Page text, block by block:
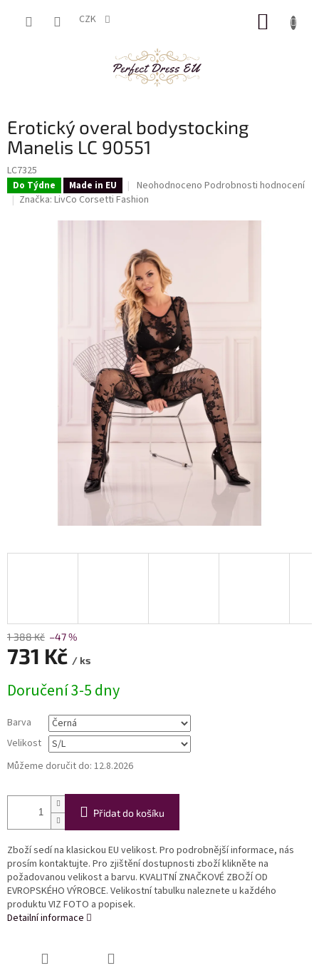
CZK
Erotický overal bodystocking
Manelis LC 90551
LC7325
Do Týdne Made in EU
Průměrné
hodnocení
je
z
5
hvězdiček.
Neohodnoceno Podrobnosti hodnocení
Značka: LivCo Corsetti Fashion
1 388 Kč –47 %
731 Kč / ks
cena:
Doručení 3-5 dny
Barva
Velikost
Můžeme doručit do: 12.8.2026
Přidat do košíku
Zboží sedí na klasickou EU velikost. Pro podrobnější informace, nás
prosím kontaktujte. Pro zjištění dostupnosti zboží klikněte na
požadovanou velikost a barvu. KVALITNÍ ZNAČKOVÉ ZBOŽÍ OD
EVROPSKÉHO VÝROBCE. Velikostní tabulku naleznete u každého
produktu VIZ FOTO a popisek.
Detailní informace